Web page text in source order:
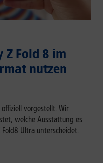
Z Fold 8 im
nutzen
offiziell vorgestellt. Wir
welche Ausstattung es
Ultra unterscheidet.